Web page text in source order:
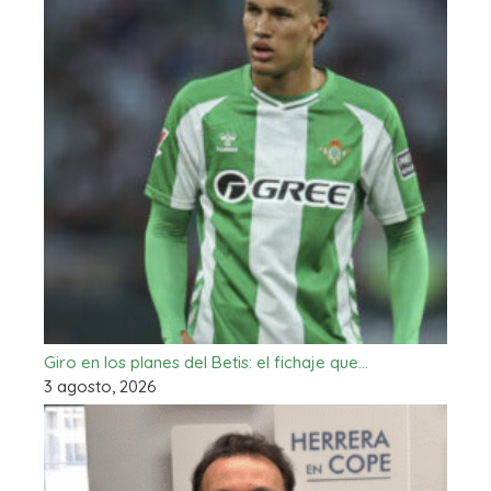
Giro en los planes del Betis: el fichaje que…
3 agosto, 2026